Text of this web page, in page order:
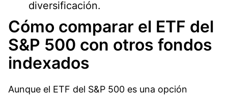
diversificación.
Cómo comparar el ETF del
S&P 500 con otros fondos
indexados
Aunque el ETF del S&P 500 es una opción